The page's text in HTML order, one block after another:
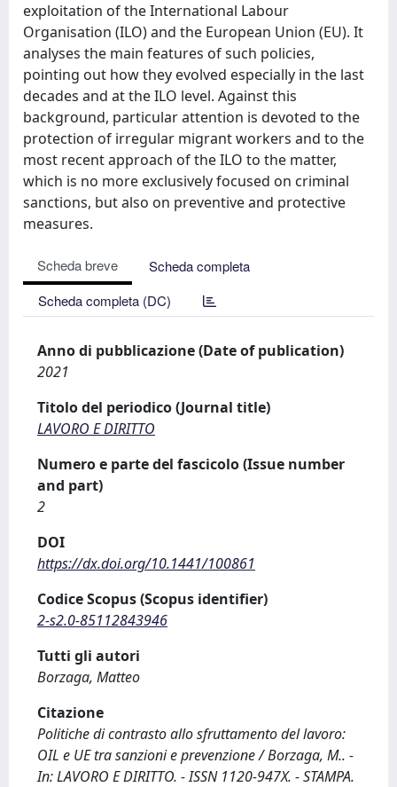
exploitation of the International Labour
Organisation (ILO) and the European Union (EU). It
analyses the main features of such policies,
pointing out how they evolved especially in the last
decades and at the ILO level. Against this
background, particular attention is devoted to the
protection of irregular migrant workers and to the
most recent approach of the ILO to the matter,
which is no more exclusively focused on criminal
sanctions, but also on preventive and protective
measures.
Scheda breve
Scheda completa
Scheda completa (DC)
Anno di pubblicazione (Date of publication)
2021
Titolo del periodico (Journal title)
LAVORO E DIRITTO
Numero e parte del fascicolo (Issue number
and part)
2
DOI
https://dx.doi.org/10.1441/100861
Codice Scopus (Scopus identifier)
2-s2.0-85112843946
Tutti gli autori
Borzaga, Matteo
Citazione
Politiche di contrasto allo sfruttamento del lavoro:
OIL e UE tra sanzioni e prevenzione / Borzaga, M.. -
In: LAVORO E DIRITTO. - ISSN 1120-947X. - STAMPA.